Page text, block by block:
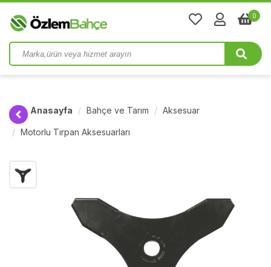
0
Anasayfa Bahçe ve Tarım Aksesuar
Motorlu Tırpan Aksesuarları